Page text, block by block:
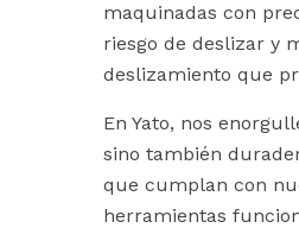
maquinadas con
riesgo de deslizar y
deslizamiento que
En Yato, nos
sino también
que cumplan con
herramientas